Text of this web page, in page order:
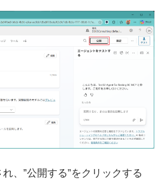
、”公開する”をクリックする